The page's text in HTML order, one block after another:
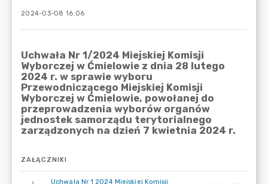
2024-03-08 16:06
ZAŁĄCZNIKI
Uchwała Nr 1 2024 Miejskiej Komisji